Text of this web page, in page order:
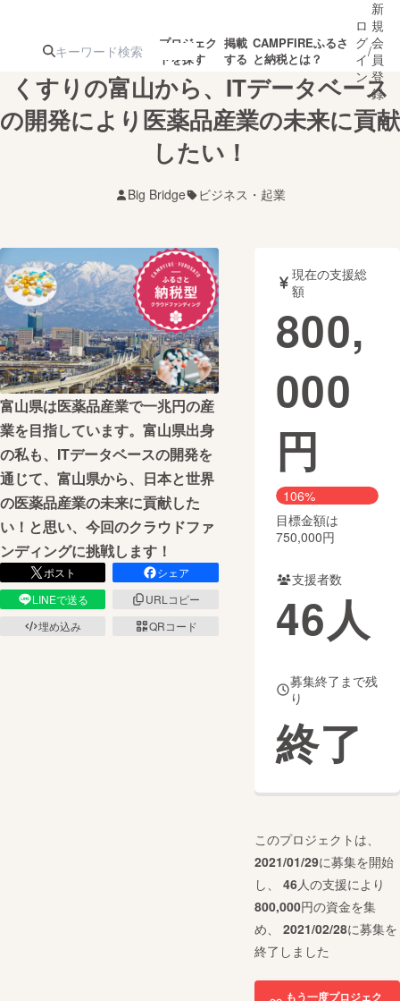
プロジェク
トを探す
注目の新着プロ 募集終了が近いプ
テクノロジー・ガジェット
映像・映画 書籍・雑誌
ビジネス・起業 チャレンジ
まちづくり・地域活性化
CAMPFIRE for Social Good
CAMPFIRE Creation
CAMPFIREふるさと納税
コミュニティ
掲載
する
CAMPFIREふるさ
と納税とは？
ロ
グ
イ
ン
/
新
規
会
員
登
録
くすりの富山から、ITデータベース
の開発により医薬品産業の未来に貢献
したい！
Big Bridge ビジネス・起業
富山県は医薬品産業で一兆円の産
業を目指しています。富山県出身
の私も、ITデータベースの開発を
通じて、富山県から、日本と世界
の医薬品産業の未来に貢献した
い！と思い、今回のクラウドファ
ンディングに挑戦します！
ポスト
シェア
LINEで送る
URLコピー
埋め込み
QRコード
現在の支援総
額
800,
000
円
106%
目標金額は
750,000円
支援者数
46人
募集終了まで残
り
終了
このプロジェクトは、
2021/01/29に募集を開始
し、 46人の支援により
800,000円の資金を集
め、 2021/02/28に募集を
終了しました
もう一度プロジェク